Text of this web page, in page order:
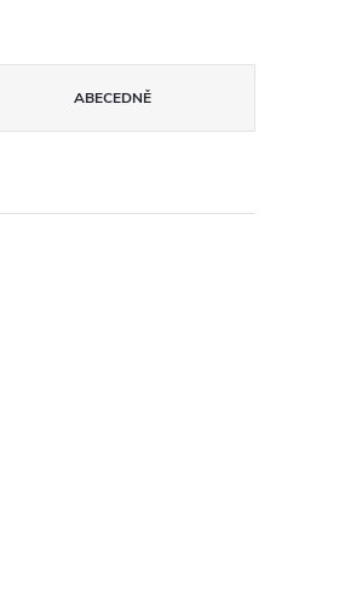
ABECEDNĚ